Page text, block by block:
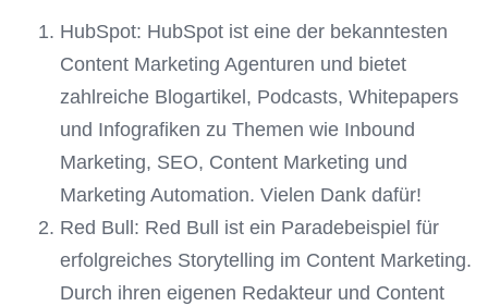
HubSpot: HubSpot ist eine der bekanntesten
Content Marketing Agenturen und bietet
zahlreiche Blogartikel, Podcasts, Whitepapers
und Infografiken zu Themen wie Inbound
Marketing, SEO, Content Marketing und
Marketing Automation. Vielen Dank dafür!
Red Bull: Red Bull ist ein Paradebeispiel für
erfolgreiches Storytelling im Content Marketing.
Durch ihren eigenen Redakteur und Content